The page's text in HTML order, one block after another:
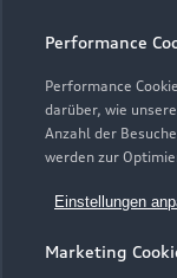
Performance
Performance
darüber, wie
Anzahl der
werden zur
Einstellungen
Marketing